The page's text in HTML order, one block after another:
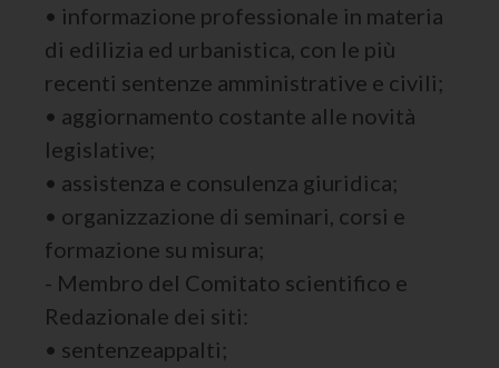
• informazione professionale in materia
di edilizia ed urbanistica, con le più
recenti sentenze amministrative e civili;
• aggiornamento costante alle novità
legislative;
• assistenza e consulenza giuridica;
• organizzazione di seminari, corsi e
formazione su misura;
- Membro del Comitato scientifico e
Redazionale dei siti:
• sentenzeappalti;